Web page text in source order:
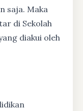
saja. Maka
di Sekolah
diakui oleh